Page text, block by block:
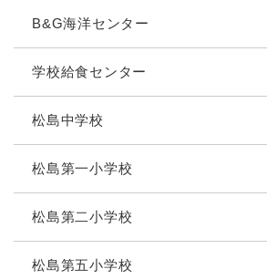
B&G海洋センター
学校給食センター
松島中学校
松島第一小学校
松島第二小学校
松島第五小学校